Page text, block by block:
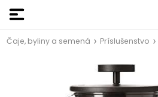
Čaje, byliny a semená Príslušenstvo